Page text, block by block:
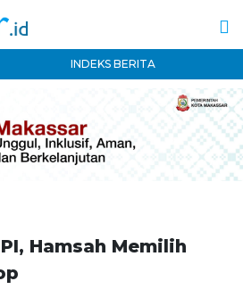
INDEKS BERITA
Hamsah Memilih